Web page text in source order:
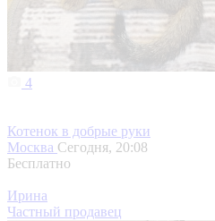
4
Котенок в добрые руки
Москва Сегодня, 20:08
Бесплатно
Ирина
Частный продавец